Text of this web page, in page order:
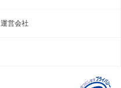
運営会社